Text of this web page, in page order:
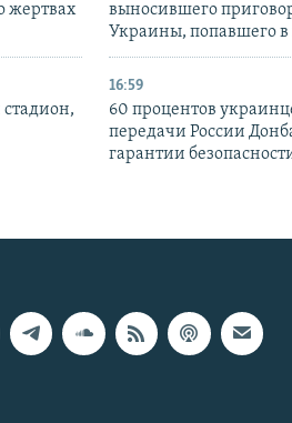
жертвах
выносившего
Украины, попавшего
16:59
60 процентов
передачи России
гарантии